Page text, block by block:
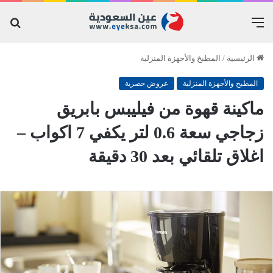
القائمة
الرئيسية / المطبخ والأجهزة المنزلية
المطبخ والأجهزة المنزلية عروض حصرية
ماكينة قهوة من فيليبس بابريق
زجاجي سعة 0.6 لتر يكفي 7 اكواب –
اغلاق تلقائي بعد 30 دقيقة